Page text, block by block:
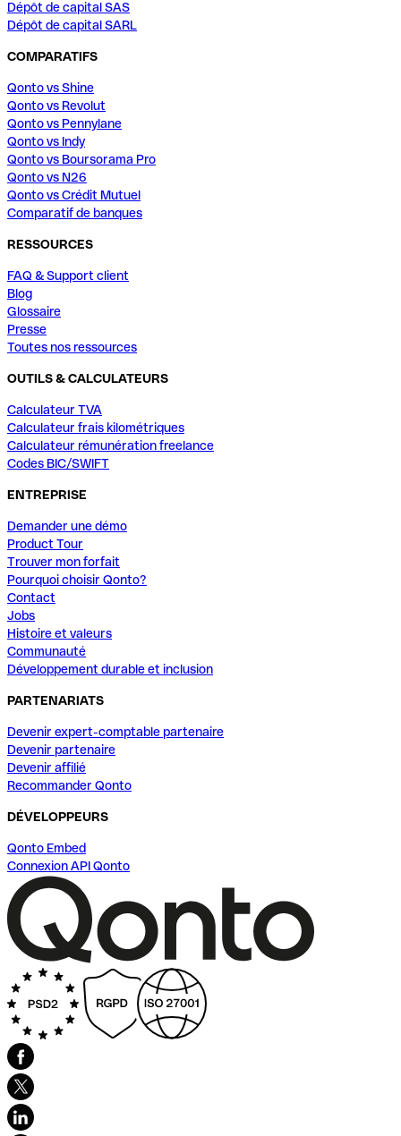
Dépôt de capital SAS
Dépôt de capital SARL
COMPARATIFS
Qonto vs Shine
Qonto vs Revolut
Qonto vs Pennylane
Qonto vs Indy
Qonto vs Boursorama Pro
Qonto vs N26
Qonto vs Crédit Mutuel
Comparatif de banques
RESSOURCES
FAQ & Support client
Blog
Glossaire
Presse
Toutes nos ressources
OUTILS & CALCULATEURS
Calculateur TVA
Calculateur frais kilométriques
Calculateur rémunération freelance
Codes BIC/SWIFT
ENTREPRISE
Demander une démo
Product Tour
Trouver mon forfait
Pourquoi choisir Qonto?
Contact
Jobs
Histoire et valeurs
Communauté
Développement durable et inclusion
PARTENARIATS
Devenir expert-comptable partenaire
Devenir partenaire
Devenir affilié
Recommander Qonto
DÉVELOPPEURS
Qonto Embed
Connexion API Qonto